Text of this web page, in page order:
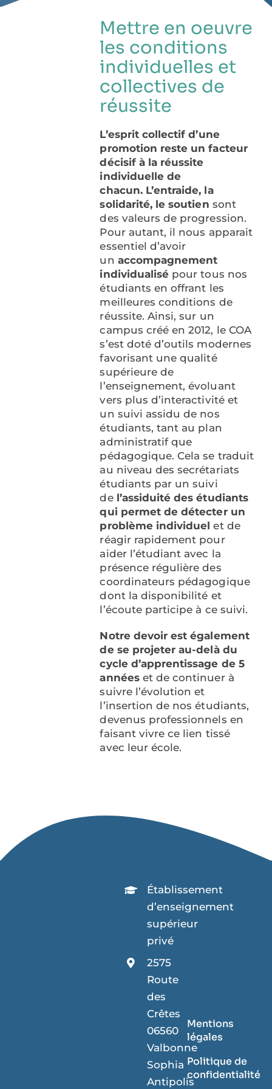
Mettre en oeuvre
les conditions
individuelles et
collectives de
réussite
L’esprit collectif d’une
promotion reste un facteur
décisif à la réussite
individuelle de
chacun. L’entraide, la
solidarité, le soutien sont
des valeurs de progression.
Pour autant, il nous apparait
essentiel d’avoir
un accompagnement
individualisé pour tous nos
étudiants en offrant les
meilleures conditions de
réussite. Ainsi, sur un
campus créé en 2012, le COA
s’est doté d’outils modernes
favorisant une qualité
supérieure de
l’enseignement, évoluant
vers plus d’interactivité et
un suivi assidu de nos
étudiants, tant au plan
administratif que
pédagogique. Cela se traduit
au niveau des secrétariats
étudiants par un suivi
del’assiduité des étudiants
qui permet de détecter un
problème individuel et de
réagir rapidement pour
aider l’étudiant avec la
présence régulière des
coordinateurs pédagogique
dont la disponibilité et
l’écoute participe à ce suivi.
Notre devoir est également
de se projeter au-delà du
cycle d’apprentissage de 5
annéeset de continuer à
suivre l’évolution et
l’insertion de nos étudiants,
devenus professionnels en
faisant vivre ce lien tissé
avec leur école.
Établissement
d’enseignement
supérieur
privé
2575
Route
des
Crêtes
06560
Valbonne
Sophia
Antipolis
Mentions
légales
Politique de
confidentialité